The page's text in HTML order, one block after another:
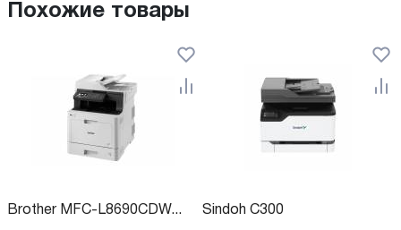
Похожие товары
Brother MFC-L8690CDW... Sindoh C300